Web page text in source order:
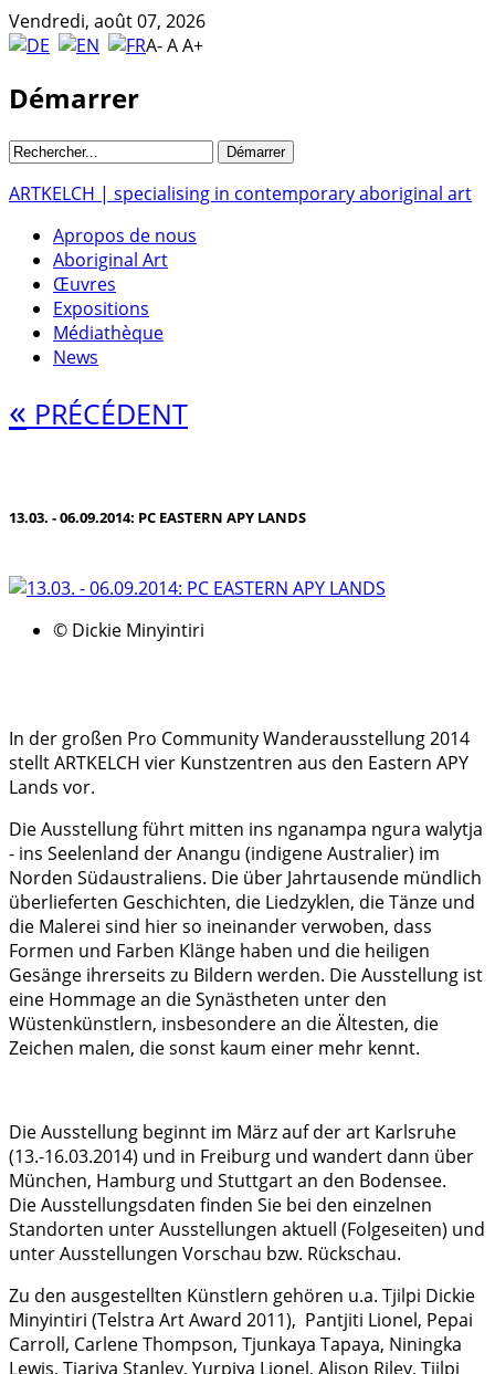
Vendredi, août 07, 2026
A-AA+
Démarrer
ARTKELCH | specialising in contemporary aboriginal art
Apropos de nous
Aboriginal Art
Œuvres
Expositions
Médiathèque
News
« PRÉCÉDENT
13.03. - 06.09.2014: PC EASTERN APY LANDS
© Dickie Minyintiri
In der großen Pro Community Wanderausstellung 2014
stellt ARTKELCH vier Kunstzentren aus den Eastern APY
Lands vor.
Die Ausstellung führt mitten ins nganampa ngura walytja
- ins Seelenland der Anangu (indigene Australier) im
Norden Südaustraliens. Die über Jahrtausende mündlich
überlieferten Geschichten, die Liedzyklen, die Tänze und
die Malerei sind hier so ineinander verwoben, dass
Formen und Farben Klänge haben und die heiligen
Gesänge ihrerseits zu Bildern werden. Die Ausstellung ist
eine Hommage an die Synästheten unter den
Wüstenkünstlern, insbesondere an die Ältesten, die
Zeichen malen, die sonst kaum einer mehr kennt.
Die Ausstellung beginnt im März auf der art Karlsruhe
(13.-16.03.2014) und in Freiburg und wandert dann über
München, Hamburg und Stuttgart an den Bodensee.
Die Ausstellungsdaten finden Sie bei den einzelnen
Standorten unter Ausstellungen aktuell (Folgeseiten) und
unter Ausstellungen Vorschau bzw. Rückschau.
Zu den ausgestellten Künstlern gehören u.a. Tjilpi Dickie
Minyintiri (Telstra Art Award 2011), Pantjiti Lionel, Pepai
Carroll, Carlene Thompson, Tjunkaya Tapaya, Niningka
Lewis, Tjariya Stanley, Yurpiya Lionel, Alison Riley, Tjilpi